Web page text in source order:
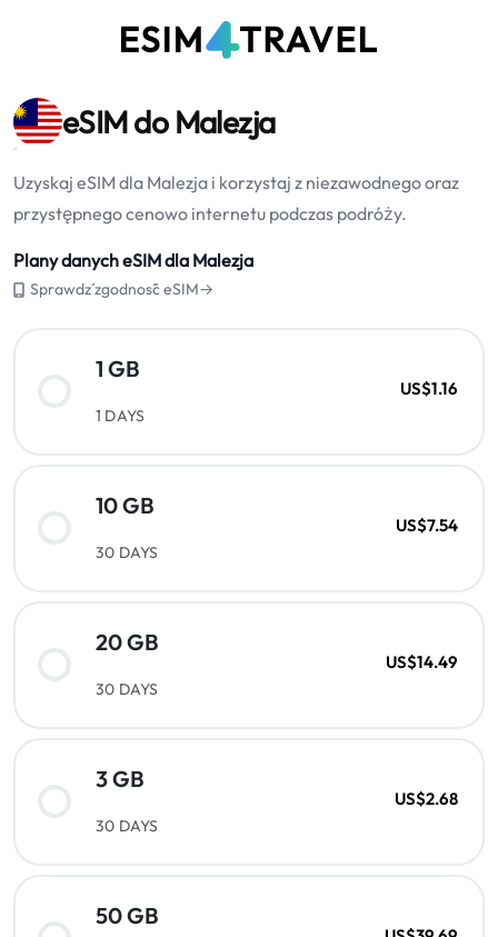
eSIM do Malezja
Uzyskaj eSIM dla Malezja i korzystaj z niezawodnego oraz
przystępnego cenowo internetu podczas podróży.
Plany danych eSIM dla Malezja
Sprawdź zgodność eSIM→
1 GB
1 DAYS
US$1.16
10 GB
30 DAYS
US$7.54
20 GB
30 DAYS
US$14.49
3 GB
30 DAYS
US$2.68
50 GB